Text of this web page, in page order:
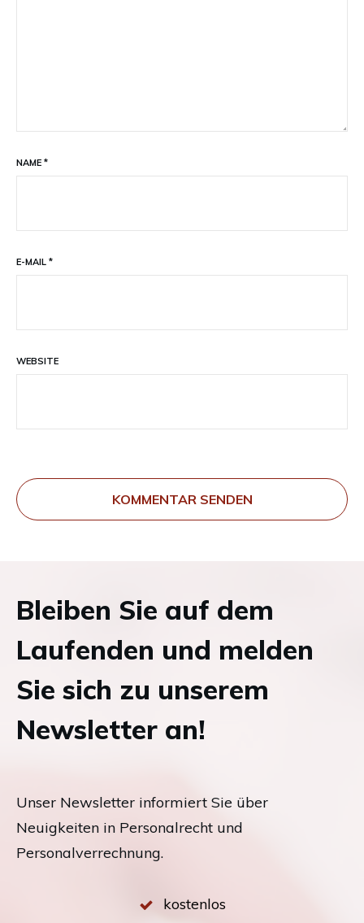
NAME *
E-MAIL *
WEBSITE
KOMMENTAR SENDEN
Bleiben Sie auf dem
Laufenden und melden
Sie sich zu unserem
Newsletter an!
Unser Newsletter informiert Sie über
Neuigkeiten in Personalrecht und
Personalverrechnung.
kostenlos